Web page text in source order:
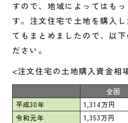
すので、地域によってはも
す。注文住宅で土地を購入
てもまとめましたので、以
ださい。
<注文住宅の土地購入資金相
全国
平成30年
1,314万円
令和元年
1,353万円